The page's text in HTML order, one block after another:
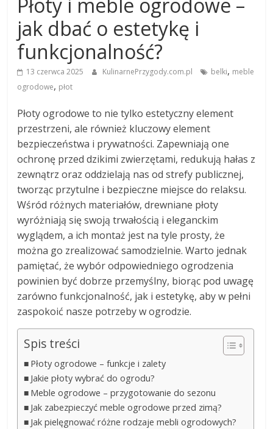
Płoty i meble ogrodowe –
jak dbać o estetykę i
funkcjonalność?
13 czerwca 2025 KulinarnePrzygody.com.pl belki, meble
ogrodowe, płot
Płoty ogrodowe to nie tylko estetyczny element
przestrzeni, ale również kluczowy element
bezpieczeństwa i prywatności. Zapewniają one
ochronę przed dzikimi zwierzętami, redukują hałas z
zewnątrz oraz oddzielają nas od strefy publicznej,
tworząc przytulne i bezpieczne miejsce do relaksu.
Wśród różnych materiałów, drewniane płoty
wyróżniają się swoją trwałością i eleganckim
wyglądem, a ich montaż jest na tyle prosty, że
można go zrealizować samodzielnie. Warto jednak
pamiętać, że wybór odpowiedniego ogrodzenia
powinien być dobrze przemyślny, biorąc pod uwagę
zarówno funkcjonalność, jak i estetykę, aby w pełni
zaspokoić nasze potrzeby w ogrodzie.
Spis treści
Płoty ogrodowe – funkcje i zalety
Jakie płoty wybrać do ogrodu?
Meble ogrodowe – przygotowanie do sezonu
Jak zabezpieczyć meble ogrodowe przed zimą?
Jak pielęgnować różne rodzaje mebli ogrodowych?